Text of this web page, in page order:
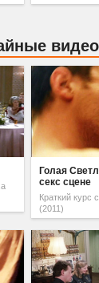
видео
Голая
секс сцене
Краткий курс
(2011)